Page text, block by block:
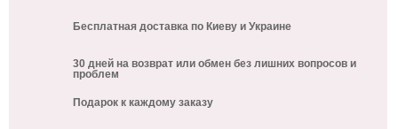
Бесплатная доставка по Киеву и Украине
30 дней на возврат или обмен без лишних вопросов и
проблем
Подарок к каждому заказу